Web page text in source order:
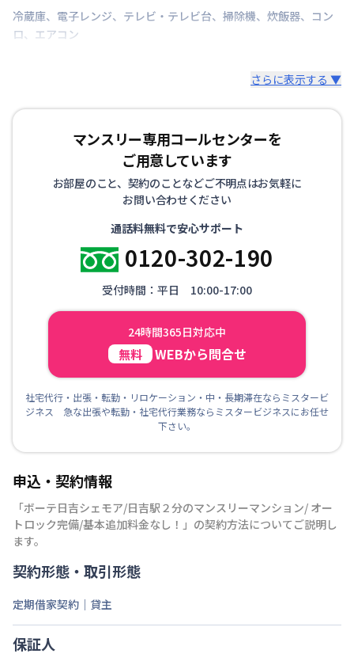
冷蔵庫、 電子レンジ、 テレビ・テレビ台、 掃除機、 炊飯器、 コン
ロ、 エアコン
さらに表示する ▼
マンスリー専用コールセンターを
ご用意しています
お部屋のこと、契約のことなどご不明点はお気軽に
お問い合わせください
通話料無料で安心サポート
0120-302-190
受付時間：平日 10:00-17:00
24時間365日対応中
無料 WEBから問合せ
社宅代行・出張・転勤・リロケーション・中・長期滞在ならミスタービ
ジネス 急な出張や転勤・社宅代行業務ならミスタービジネスにお任せ
下さい。
申込・契約情報
「ボーテ日吉シェモア/日吉駅２分のマンスリーマンション/ オー
トロック完備/基本追加料金なし！ 」の契約方法についてご説明し
ます。
契約形態・取引形態
定期借家契約｜貸主
保証人